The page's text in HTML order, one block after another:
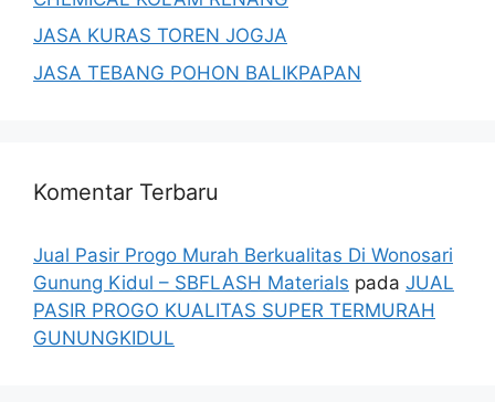
JASA KURAS TOREN JOGJA
JASA TEBANG POHON BALIKPAPAN
Komentar Terbaru
Jual Pasir Progo Murah Berkualitas Di Wonosari
Gunung Kidul – SBFLASH Materials pada JUAL
PASIR PROGO KUALITAS SUPER TERMURAH
GUNUNGKIDUL